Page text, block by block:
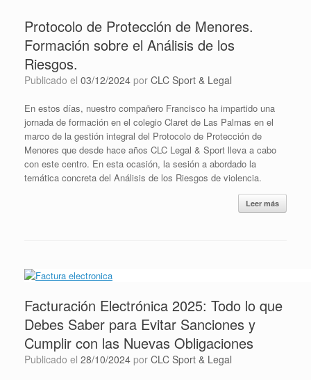
Protocolo de Protección de Menores.
Formación sobre el Análisis de los
Riesgos.
Publicado el 03/12/2024 por CLC Sport & Legal
En estos días, nuestro compañero Francisco ha impartido una
jornada de formación en el colegio Claret de Las Palmas en el
marco de la gestión integral del Protocolo de Protección de
Menores que desde hace años CLC Legal & Sport lleva a cabo
con este centro. En esta ocasión, la sesión a abordado la
temática concreta del Análisis de los Riesgos de violencia.
Leer más
Facturación Electrónica 2025: Todo lo que
Debes Saber para Evitar Sanciones y
Cumplir con las Nuevas Obligaciones
Publicado el 28/10/2024 por CLC Sport & Legal